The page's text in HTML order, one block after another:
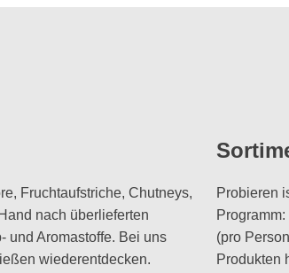
Fruchtaufstriche, Chutneys,
nach überlieferten
und Aromastoffe. Bei uns
wiederentdecken.
Probieren
(pro
Produkten